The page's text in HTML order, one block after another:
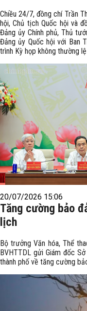
Chiều 24/7, đồng chí Trần
hội, Chủ tịch Quốc hội và
Đảng ủy Chính phủ, Thủ
Đảng ủy Quốc hội với Ban
trình Kỳ họp không thường
20/07/2026 15:06
Tăng cường bảo
lịch
Bộ trưởng Văn hóa, Thể
BVHTTDL gửi Giám đốc
thành phố về tăng cường